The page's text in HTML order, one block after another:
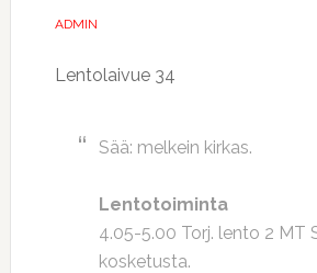
ADMIN
Lentolaivue 34
Sää: melkein kirkas.
Lentotoiminta
4.05-5.00 Torj. lento 2 MT
kosketusta.